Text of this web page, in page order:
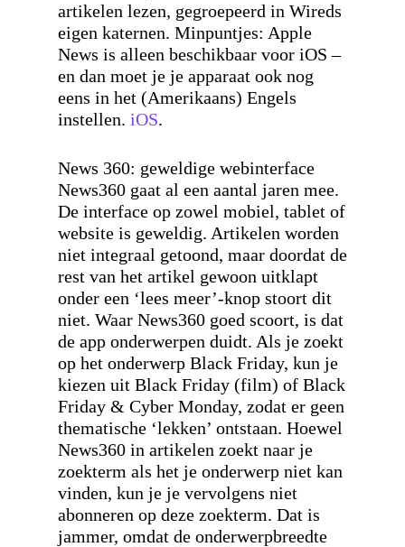
artikelen lezen, gegroepeerd in Wireds
eigen katernen. Minpuntjes: Apple
News is alleen beschikbaar voor iOS –
en dan moet je je apparaat ook nog
eens in het (Amerikaans) Engels
instellen. iOS.
News 360: geweldige webinterface
News360 gaat al een aantal jaren mee.
De interface op zowel mobiel, tablet of
website is geweldig. Artikelen worden
niet integraal getoond, maar doordat de
rest van het artikel gewoon uitklapt
onder een ‘lees meer’-knop stoort dit
niet. Waar News360 goed scoort, is dat
de app onderwerpen duidt. Als je zoekt
op het onderwerp Black Friday, kun je
kiezen uit Black Friday (film) of Black
Friday & Cyber Monday, zodat er geen
thematische ‘lekken’ ontstaan. Hoewel
News360 in artikelen zoekt naar je
zoekterm als het je onderwerp niet kan
vinden, kun je je vervolgens niet
abonneren op deze zoekterm. Dat is
jammer, omdat de onderwerpbreedte